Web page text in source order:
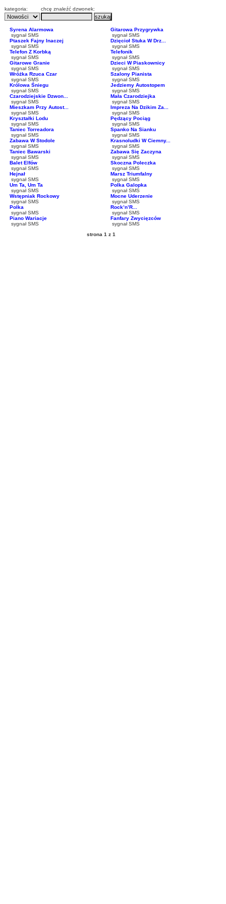
kategoria: chcę znaleźć dzwonek:
Syrena Alarmowa
sygnał SMS
Gitarowa Przygrywka
sygnał SMS
Ptaszek Fajny Inaczej
sygnał SMS
Dzięcioł Stuka W Drz...
sygnał SMS
Telefon Z Korbką
sygnał SMS
Telefonik
sygnał SMS
Gitarowe Granie
sygnał SMS
Dzieci W Piaskownicy
sygnał SMS
Wróżka Rzuca Czar
sygnał SMS
Szalony Pianista
sygnał SMS
Królowa Śniegu
sygnał SMS
Jedziemy Autostopem
sygnał SMS
Czarodziejskie Dzwon...
sygnał SMS
Mała Czarodziejka
sygnał SMS
Mieszkam Przy Autost...
sygnał SMS
Impreza Na Dzikim Za...
sygnał SMS
Kryształki Lodu
sygnał SMS
Pędzący Pociąg
sygnał SMS
Taniec Torreadora
sygnał SMS
Spanko Na Sianku
sygnał SMS
Zabawa W Stodole
sygnał SMS
Krasnoludki W Ciemny...
sygnał SMS
Taniec Bawarski
sygnał SMS
Zabawa Się Zaczyna
sygnał SMS
Balet Elfów
sygnał SMS
Skoczna Poleczka
sygnał SMS
Hejnał
sygnał SMS
Marsz Triumfalny
sygnał SMS
Um Ta, Um Ta
sygnał SMS
Polka Galopka
sygnał SMS
Wstępniak Rockowy
sygnał SMS
Mocne Uderzenie
sygnał SMS
Polka
sygnał SMS
Rock’n’R...
sygnał SMS
Piano Wariacje
sygnał SMS
Fanfary Zwycięzców
sygnał SMS
strona 1 z 1